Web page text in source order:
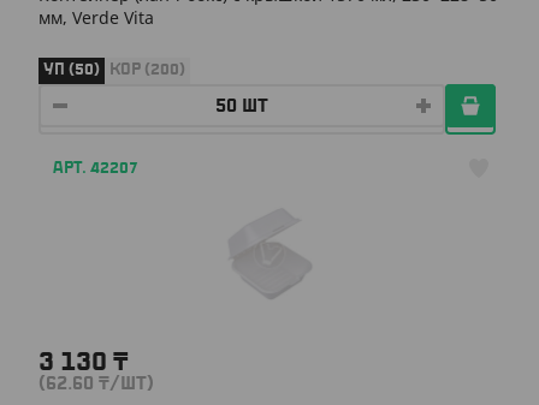
мм, Verde Vita
УП (50) КОР (200)
АРТ. 42207
3 130 ₸
(62.60 ₸/ШТ)